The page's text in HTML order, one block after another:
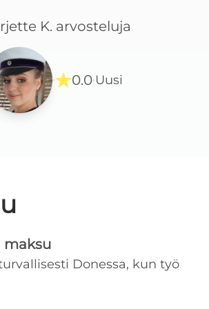
K. arvosteluja
· 0.0·Uusi
maksu
Donessa, kun työ